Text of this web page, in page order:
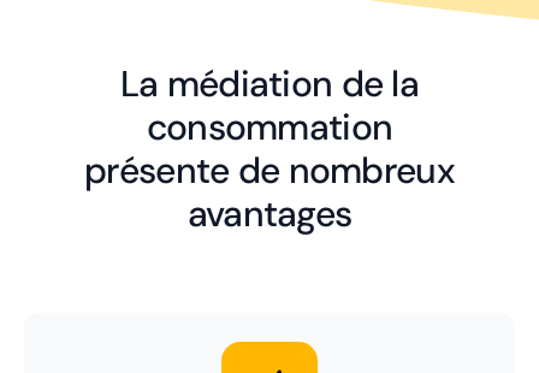
La médiation de la
consommation
présente de nombreux
avantages